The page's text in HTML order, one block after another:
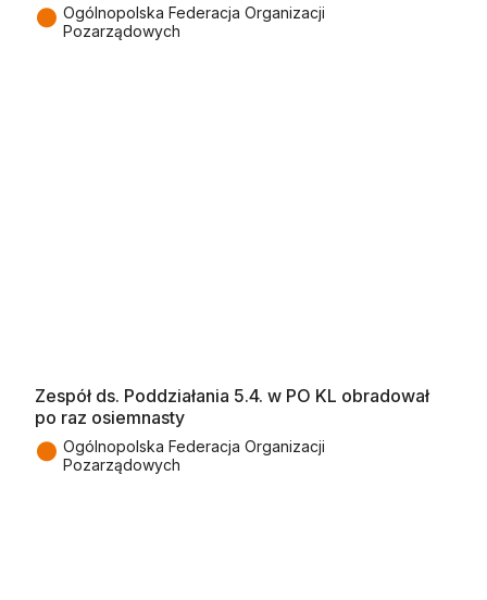
● Ogólnopolska Federacja Organizacji
Pozarządowych
Zespół ds. Poddziałania 5.4. w PO KL obradował
po raz osiemnasty
● Ogólnopolska Federacja Organizacji
Pozarządowych